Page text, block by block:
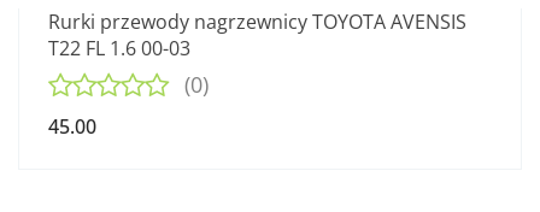
Rurki przewody nagrzewnicy TOYOTA AVENSIS
T22 FL 1.6 00-03
(0)
45.00